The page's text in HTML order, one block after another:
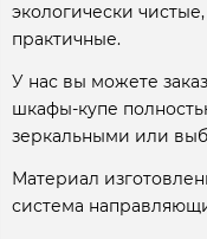
экологически
практичные.
У нас вы можете
шкафы-купе
зеркальными или
Материал
система